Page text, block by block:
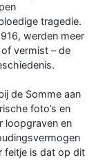
tragedie.
werden meer
vermist – de
de Somme aan
foto’s en
loopgraven en
feitje is dat op dit